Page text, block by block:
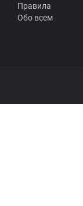
Правила
Обо всем